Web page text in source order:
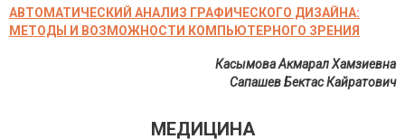
АВТОМАТИЧЕСКИЙ АНАЛИЗ ГРАФИЧЕСКОГО ДИЗАЙНА:
МЕТОДЫ И ВОЗМОЖНОСТИ КОМПЬЮТЕРНОГО ЗРЕНИЯ
Касымова Акмарал Хамзиевна
Сапашев Бектас Кайратович
МЕДИЦИНА